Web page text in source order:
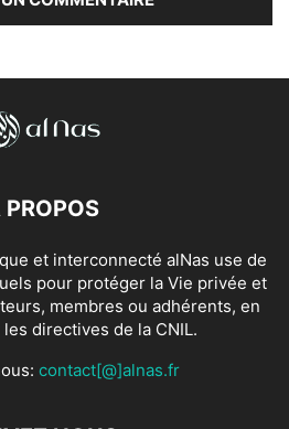
PROPOS
et interconnecté alNas use de
pour protéger la Vie privée et
membres ou adhérents, en
les directives de la CNIL.
contact[@]alnas.fr